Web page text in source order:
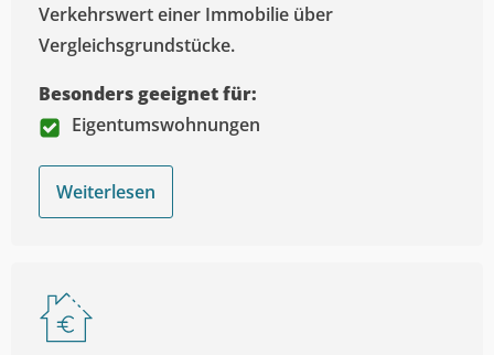
Verkehrswert einer Immobilie über
Vergleichsgrundstücke.
Besonders geeignet für:
Eigentumswohnungen
Weiterlesen